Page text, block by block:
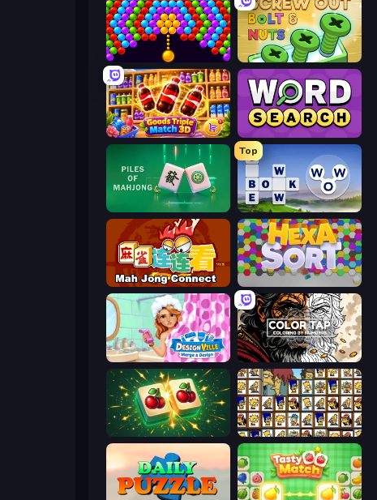
Bubble Story Screw Out: Bolts and Nuts
Goods Triple Match 3D Daily Word Search
Piles of Mahjong
Top
Words of Wonders
Mahjong Connect (Legacy)
Designville: Merge & Design Color Tap: Coloring by Numbers
Mahjong Puzzle: Tile Match Tiles of the Simpsons